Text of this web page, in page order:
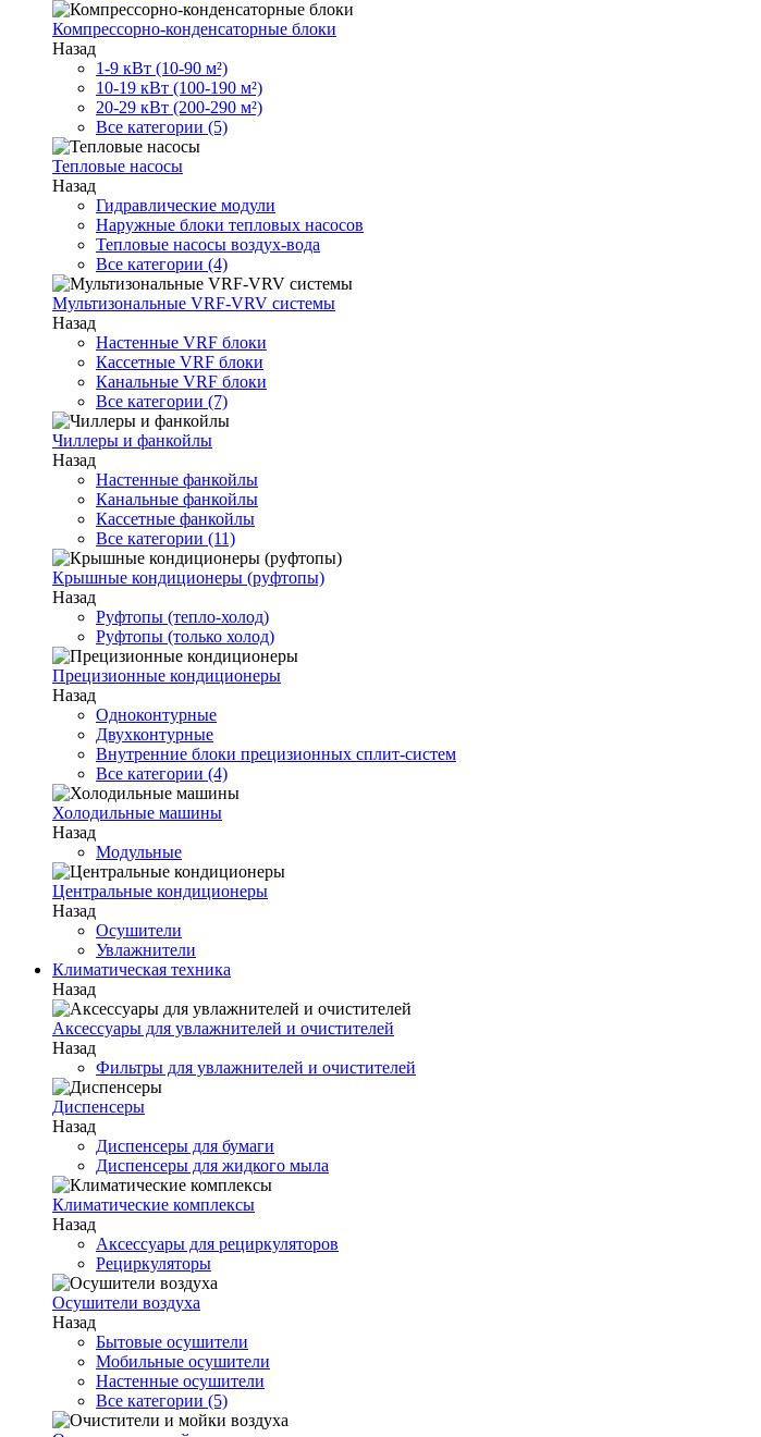
Компрессорно-конденсаторные блоки
Назад
1-9 кВт (10-90 м²)
10-19 кВт (100-190 м²)
20-29 кВт (200-290 м²)
Все категории (5)
Тепловые насосы
Назад
Гидравлические модули
Наружные блоки тепловых насосов
Тепловые насосы воздух-вода
Все категории (4)
Мультизональные VRF-VRV системы
Назад
Настенные VRF блоки
Кассетные VRF блоки
Канальные VRF блоки
Все категории (7)
Чиллеры и фанкойлы
Назад
Настенные фанкойлы
Канальные фанкойлы
Кассетные фанкойлы
Все категории (11)
Крышные кондиционеры (руфтопы)
Назад
Руфтопы (тепло-холод)
Руфтопы (только холод)
Прецизионные кондиционеры
Назад
Одноконтурные
Двухконтурные
Внутренние блоки прецизионных сплит-систем
Все категории (4)
Холодильные машины
Назад
Модульные
Центральные кондиционеры
Назад
Осушители
Увлажнители
Климатическая техника
Назад
Аксессуары для увлажнителей и очистителей
Назад
Фильтры для увлажнителей и очистителей
Диспенсеры
Назад
Диспенсеры для бумаги
Диспенсеры для жидкого мыла
Климатические комплексы
Назад
Аксессуары для рециркуляторов
Рециркуляторы
Осушители воздуха
Назад
Бытовые осушители
Мобильные осушители
Настенные осушители
Все категории (5)